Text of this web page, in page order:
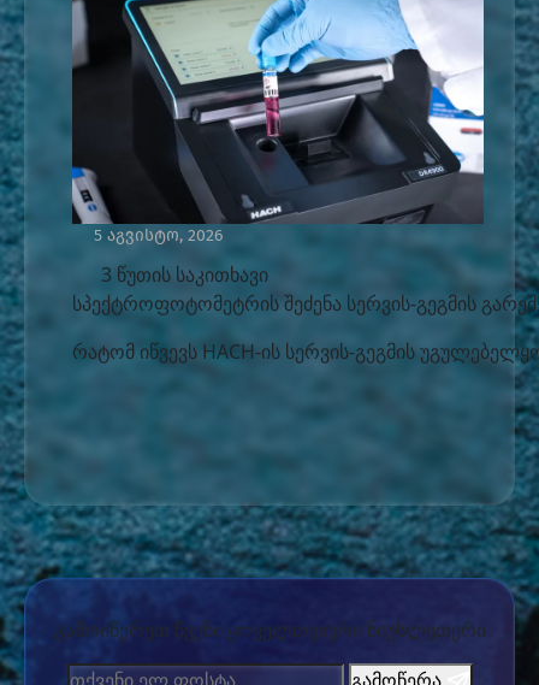
5 აგვისტო, 2026
3 წუთის საკითხავი
სპექტროფოტომეტრის შეძენა სერვის-გეგმის
რატომ იწვევს HACH-ის სერვის-გეგმის
გამოიწერეთ ჩვენი ყოველთვიური ნიუსლეთერი